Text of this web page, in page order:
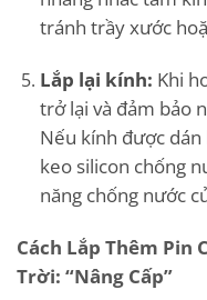
tránh trầy xước
Lắp lại kính: Khi
trở lại và đảm bảo
Nếu kính được
keo silicon chống
năng chống nước
Cách Lắp Thêm Pin
Trời: “Nâng Cấp”